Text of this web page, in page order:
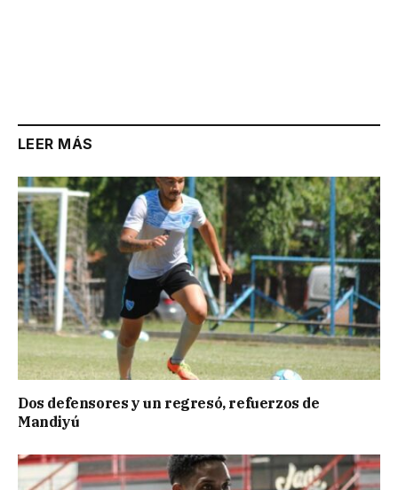
LEER MÁS
Dos defensores y un regresó, refuerzos de
Mandiyú